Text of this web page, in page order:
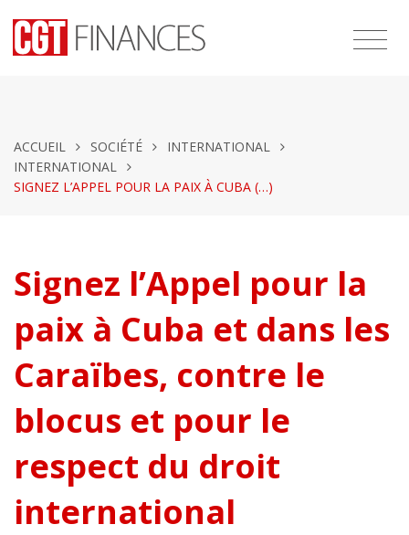
ACCUEIL SOCIÉTÉ
INTERNATIONAL
INTERNATIONAL
SIGNEZ L’APPEL POUR LA PAIX À CUBA (…)
Signez l’Appel pour la
paix à Cuba et dans les
Caraïbes, contre le
blocus et pour le
respect du droit
international